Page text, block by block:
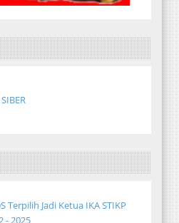
Terpilih Jadi Ketua IKA STIKP
- 2025